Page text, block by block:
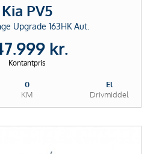
Kia PV5
Upgrade 163HK Aut.
kr.
Kontantpris
0
KM
El
Drivmiddel